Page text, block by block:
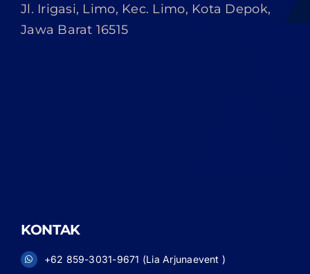
Jl. Irigasi, Limo, Kec. Limo, Kota Depok,
Jawa Barat 16515
KONTAK
+62 859-3031-9671 (Lia Arjunaevent )